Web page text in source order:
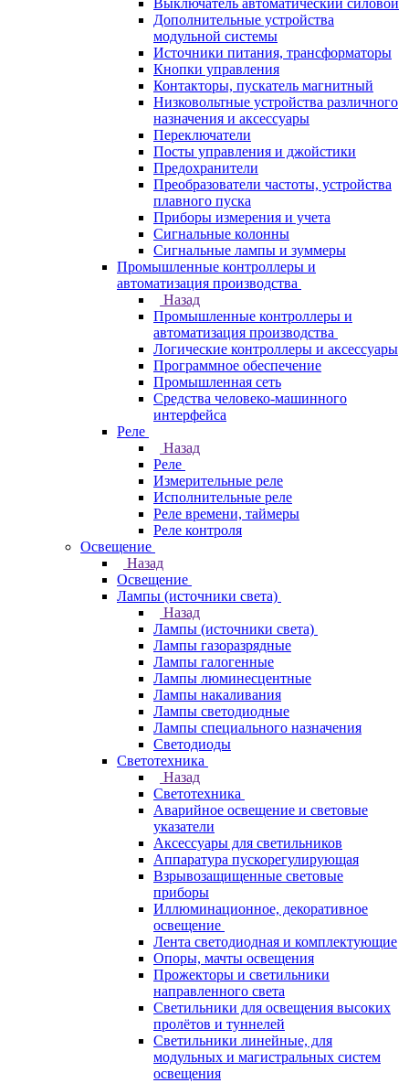
Выключатель автоматический силовой
Дополнительные устройства
модульной системы
Источники питания, трансформаторы
Кнопки управления
Контакторы, пускатель магнитный
Низковольтные устройства различного
назначения и аксессуары
Переключатели
Посты управления и джойстики
Предохранители
Преобразователи частоты, устройства
плавного пуска
Приборы измерения и учета
Сигнальные колонны
Сигнальные лампы и зуммеры
Промышленные контроллеры и
автоматизация производства
Назад
Промышленные контроллеры и
автоматизация производства
Логические контроллеры и аксессуары
Программное обеспечение
Промышленная сеть
Средства человеко-машинного
интерфейса
Реле
Назад
Реле
Измерительные реле
Исполнительные реле
Реле времени, таймеры
Реле контроля
Освещение
Назад
Освещение
Лампы (источники света)
Назад
Лампы (источники света)
Лампы газоразрядные
Лампы галогенные
Лампы люминесцентные
Лампы накаливания
Лампы светодиодные
Лампы специального назначения
Светодиоды
Светотехника
Назад
Светотехника
Аварийное освещение и световые
указатели
Аксессуары для светильников
Аппаратура пускорегулирующая
Взрывозащищенные световые
приборы
Иллюминационное, декоративное
освещение
Лента светодиодная и комплектующие
Опоры, мачты освещения
Прожекторы и светильники
направленного света
Светильники для освещения высоких
пролётов и туннелей
Светильники линейные, для
модульных и магистральных систем
освещения